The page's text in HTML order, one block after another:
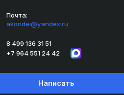
Почта:
akondei@yandex.ru
8 499 136 31 51
+7 964 551 24 42
Написать